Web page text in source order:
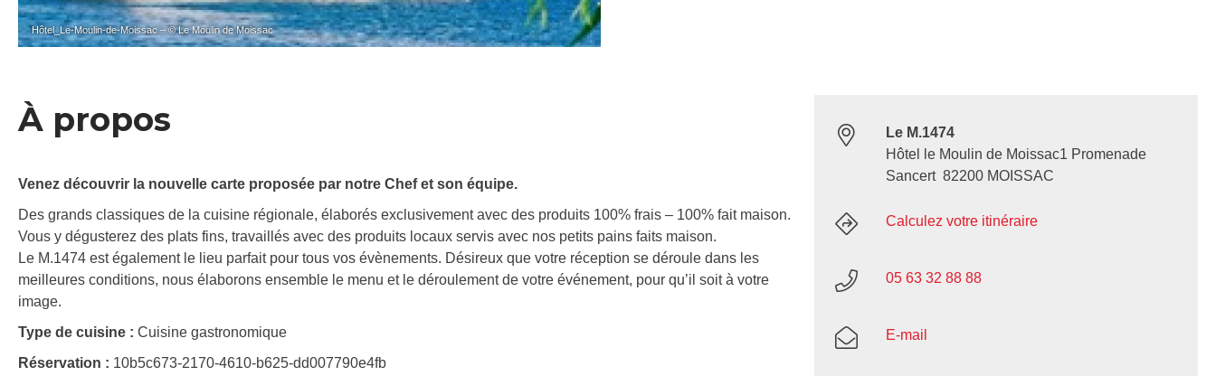
Hôtel_Le-Moulin-de-Moissac – © Le Moulin de Moissac
À propos
Venez découvrir la nouvelle carte proposée par notre Chef et son équipe.
Des grands classiques de la cuisine régionale, élaborés exclusivement avec des produits 100% frais – 100% fait maison.
Vous y dégusterez des plats fins, travaillés avec des produits locaux servis avec nos petits pains faits maison.
Le M.1474 est également le lieu parfait pour tous vos évènements. Désireux que votre réception se déroule dans les
meilleures conditions, nous élaborons ensemble le menu et le déroulement de votre événement, pour qu’il soit à votre
image.
Type de cuisine : Cuisine gastronomique
Réservation : 10b5c673-2170-4610-b625-dd007790e4fb
Le M.1474
Hôtel le Moulin de Moissac1 Promenade
Sancert 82200 MOISSAC
Calculez votre itinéraire
05 63 32 88 88
E-mail